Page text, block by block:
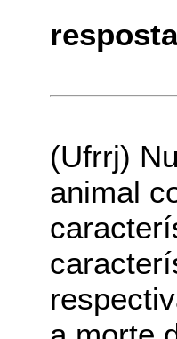
(Ufrrj)
animal